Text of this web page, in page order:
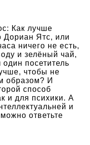
Как лучше
Дориан Ятс, или
ничего не есть,
и зелёный чай,
посетитель
чтобы не
образом? И
способ
и для психики. А
и
ответьте